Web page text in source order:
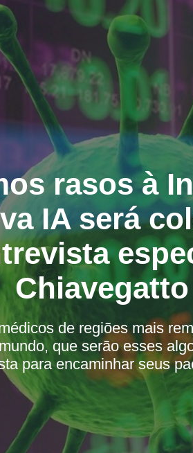
rasos à
IA será
de regiões mais
que serão esses
para encaminhar seus